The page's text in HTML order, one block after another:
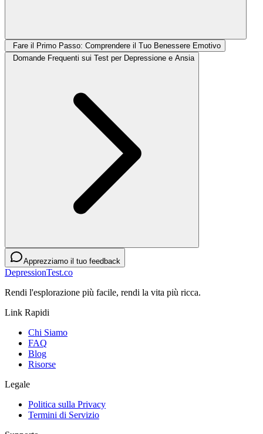
Fare il Primo Passo: Comprendere il Tuo Benessere Emotivo
Domande Frequenti sui Test per Depressione e Ansia
Apprezziamo il tuo feedback
DepressionTest.co
Rendi l'esplorazione più facile, rendi la vita più ricca.
Link Rapidi
Chi Siamo
FAQ
Blog
Risorse
Legale
Politica sulla Privacy
Termini di Servizio